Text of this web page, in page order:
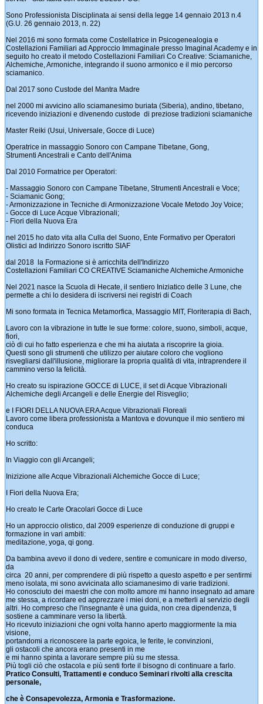
Sono Professionista Disciplinata ai sensi della legge 14 gennaio 2013 n.4
(G.U. 26 gennaio 2013, n. 22)
Nel 2016 mi sono formata come Costellatrice in Psicogenealogia e
Costellazioni Familiari ad Approccio Immaginale presso Imaginal Academy e in
seguito ho creato il metodo Costellazioni Familiari Co Creative: Sciamaniche,
Alchemiche, Armoniche, integrando il suono armonico e il mio percorso
sciamanico.
Dal 2017 sono Custode del Mantra Madre
nel 2000 mi avvicino allo sciamanesimo buriata (Siberia), andino, tibetano,
ricevendo iniziazioni e divenendo custode di preziose tradizioni sciamaniche
Master Reiki (Usui, Universale, Gocce di Luce)
Operatrice in massaggio Sonoro con Campane Tibetane, Gong,
Strumenti Ancestrali e Canto dell'Anima
Dal 2010 Formatrice per Operatori:
- Massaggio Sonoro con Campane Tibetane, Strumenti Ancestrali e Voce;
- Sciamanic Gong;
- Armonizzazione in Tecniche di Armonizzazione Vocale Metodo Joy Voice;
- Gocce di Luce Acque Vibrazionali;
- Fiori della Nuova Era
nel 2015 ho dato vita alla Culla del Suono, Ente Formativo per Operatori
Olistici ad Indirizzo Sonoro iscritto SIAF
dal 2018 la Formazione si è arricchita dell'Indirizzo
Costellazioni Familiari CO CREATIVE Sciamaniche Alchemiche Armoniche
Nel 2021 nasce la Scuola di Hecate, il sentiero Iniziatico delle 3 Lune, che
permette a chi lo desidera di iscriversi nei registri di Coach
Mi sono formata in Tecnica Metamorfica, Massaggio MIT, Floriterapia di Bach,
Lavoro con la vibrazione in tutte le sue forme: colore, suono, simboli, acque,
fiori,
ciò di cui ho fatto esperienza e che mi ha aiutata a riscoprire la gioia.
Questi sono gli strumenti che utilizzo per aiutare coloro che vogliono
risvegliarsi dall'illusione, migliorare la propria qualità di vita, intraprendere il
cammino verso la felicità.
Ho creato su ispirazione GOCCE di LUCE, il set di Acque Vibrazionali
Alchemiche degli Arcangeli e delle Energie del Risveglio;
e I FIORI DELLA NUOVA ERA Acque Vibrazionali Floreali
Lavoro come libera professionista a Mantova e dovunque il mio sentiero mi
conduca
Ho scritto:
In Viaggio con gli Arcangeli;
Inizizione alle Acque Vibrazionali Alchemiche Gocce di Luce;
I Fiori della Nuova Era;
Ho creato le Carte Oracolari Gocce di Luce
Ho un approccio olistico, dal 2009 esperienze di conduzione di gruppi e
formazione in vari ambiti:
meditazione, yoga, qi gong.
Da bambina avevo il dono di vedere, sentire e comunicare in modo diverso,
da
circa 20 anni, per comprendere di più rispetto a questo aspetto e per sentirmi
meno isolata, mi sono avvicinata allo sciamanesimo di varie tradizioni.
Ho conosciuto dei maestri che con molto amore mi hanno insegnato ad amare
me stessa, a ricordare ed apprezzare i miei doni, e a metterli al servizio degli
altri. Ho compreso che l'insegnante è una guida, non crea dipendenza, ti
sostiene a camminare verso la libertà.
Ho ricevuto iniziazioni che ogni volta hanno aperto maggiormente la mia
visione,
portandomi a riconoscere la parte egoica, le ferite, le convinzioni,
gli ostacoli che ancora erano presenti in me
e mi hanno spinta a lavorare sempre più su me stessa.
Più togli ciò che ostacola e più senti forte il bisogno di continuare a farlo.
Pratico Consulti, Trattamenti e conduco Seminari rivolti alla crescita
personale,
che è Consapevolezza, Armonia e Trasformazione.